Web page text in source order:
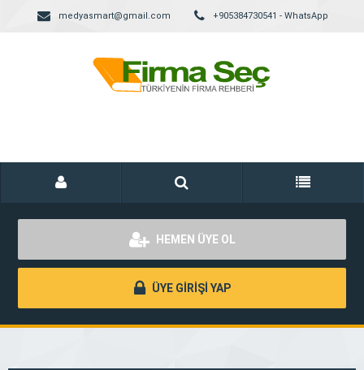
medyasmart@gmail.com +905384730541 - WhatsApp
HEMEN ÜYE OL
ÜYE GİRİŞİ YAP